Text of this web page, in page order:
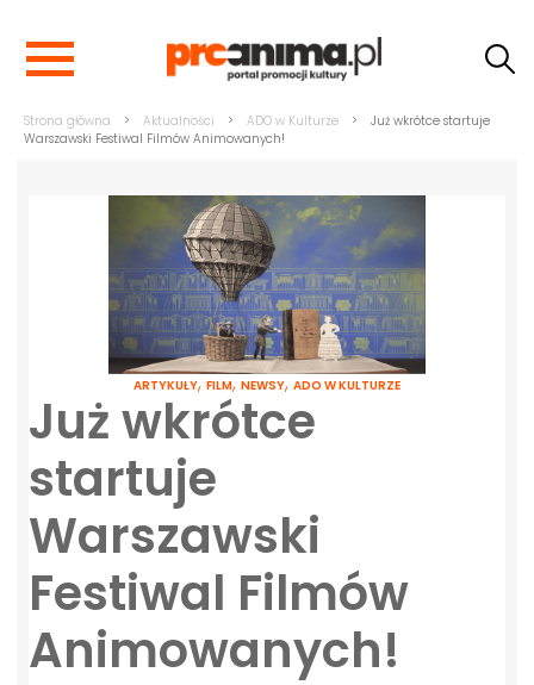
Strona główna > Aktualności > ADO w Kulturze >
Już wkrótce startuje
Warszawski Festiwal Filmów Animowanych!
ARTYKUŁY,FILM,NEWSY,ADO W KULTURZE
Już wkrótce
startuje
Warszawski
Festiwal Filmów
Animowanych!